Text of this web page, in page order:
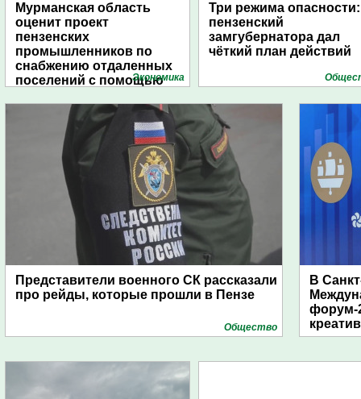
Мурманская область
оценит проект
пензенских
промышленников по
снабжению отдаленных
поселений с помощью
Экономика
Три режима опасности:
пензенский
замгубернатора дал
чёткий план действий
Представители военного СК рассказали
про рейды, которые прошли в Пензе
Общество
В
форум-